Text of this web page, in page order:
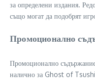
за определени издания.
също могат да подобрят
Промоционално
Промоционално
налично за Ghost of